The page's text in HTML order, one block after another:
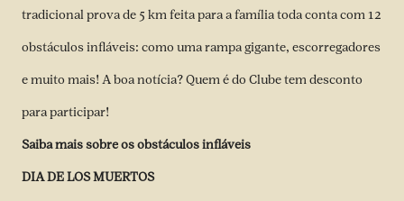
tradicional prova de 5 km feita para a família toda conta com 12
obstáculos infláveis: como uma rampa gigante, escorregadores
e muito mais! A boa notícia? Quem é do Clube tem desconto
para participar!
Saiba mais sobre os obstáculos infláveis
DIA DE LOS MUERTOS